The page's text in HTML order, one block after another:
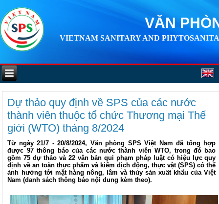
VĂN
VIETNAM SANITARY AND
Dự thảo quy định về SPS của các nước
thành viên thuộc tổ chức Thương mại Thế
giới (WTO) tháng 8/2024
Từ ngày 21/7 - 20/8/2024, Văn phòng SPS Việt Nam đã tổng hợp
được 97 thông báo của các nước thành viên WTO, trong đó bao
gồm 75 dự thảo và 22 văn bản qui phạm pháp luật có hiệu lực quy
định về an toàn thực phẩm và kiểm dịch động, thực vật (SPS) có thể
ảnh hưởng tới mặt hàng nông, lâm và thủy sản xuất khẩu của Việt
Nam (danh sách thông báo nội dung kèm theo).